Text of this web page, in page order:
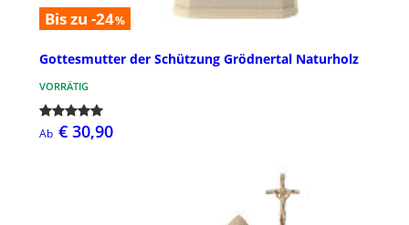
Bis zu -24%
Gottesmutter der Schützung Grödnertal Naturholz
VORRÄTIG
Ab € 30,90